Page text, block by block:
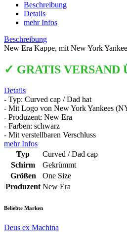
Beschreibung
Details
mehr Infos
Beschreibung
New Era Kappe, mit New York
✓ GRATIS VERSAND
Details
- Typ: Curved cap / Dad hat
- Mit Logo von New York Yankees
- Produzent: New Era
- Farben: schwarz
- Mit verstellbaren Verschluss
mehr Infos
Typ
Curved / Dad cap
Schirm
Gekrümmt
Größen
One Size
Produzent New Era
Beliebte Marken
Deus ex Machina